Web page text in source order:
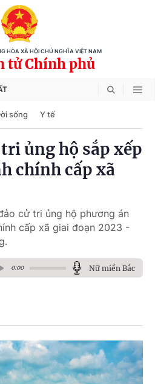
HÒA XÃ HỘI CHỦ NGHĨA VIỆT NAM
tử Chính phủ
sống Y tế
ủng hộ sắp xếp
chính cấp xã
cử tri ủng hộ phương án
cấp xã giai đoạn 2023 -
0:00 Nữ miền Bắc